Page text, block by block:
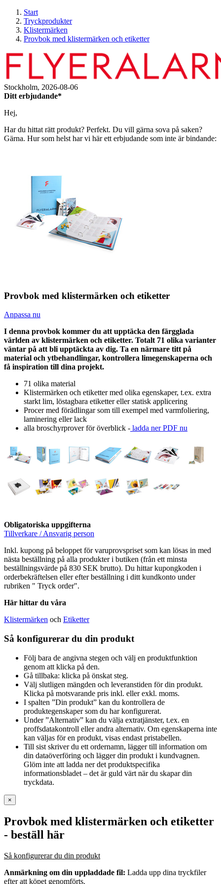
Start
Tryckprodukter
Klistermärken
Provbok med klistermärken och etiketter
Stockholm, 2026-08-06
Ditt erbjudande*
Hej,
Har du hittat rätt produkt? Perfekt. Du vill gärna sova på saken?
Gärna. Hur som helst har vi här ett erbjudande som inte är bindande:
Provbok med klistermärken och etiketter
Anpassa nu
I denna provbok kommer du att upptäcka den färgglada
världen av klistermärken och etiketter. Totalt 71 olika varianter
väntar på att bli upptäckta av dig. Ta en närmare titt på
material och ytbehandlingar, kontrollera limegenskaperna och
få inspiration till dina projekt.
71 olika material
Klistermärken och etiketter med olika egenskaper, t.ex. extra
starkt lim, löstagbara etiketter eller statisk applicering
Procer med förädlingar som till exempel med varmfoliering,
laminering eller lack
alla broschyrprover för överblick - ladda ner PDF nu
Obligatoriska uppgifterna
Tillverkare / Ansvarig person
Inkl. kupong på beloppet för varuprovspriset som kan lösas in med
nästa beställning på alla produkter i butiken (från ett minsta
beställningsvärde på 830 SEK brutto). Du hittar kupongkoden i
orderbekräftelsen eller efter beställning i ditt kundkonto under
rubriken " Tryck order".
Här hittar du våra
Klistermärken och Etiketter
Så konfigurerar du din produkt
Följ bara de angivna stegen och välj en produktfunktion
genom att klicka på den.
Gå tillbaka: klicka på önskat steg.
Välj slutligen mängden och leveranstiden för din produkt.
Klicka på motsvarande pris inkl. eller exkl. moms.
I spalten ”Din produkt” kan du kontrollera de
produktegenskaper som du har konfigurerat.
Under ”Alternativ” kan du välja extratjänster, t.ex. en
proffsdatakontroll eller andra alternativ. Om egenskaperna inte
kan väljas för en produkt, visas endast pristabellen.
Till sist skriver du ett ordernamn, lägger till information om
din dataöverföring och lägger din produkt i kundvagnen.
Glöm inte att ladda ner det produktspecifika
informationsbladet – det är guld värt när du skapar din
tryckdata.
×
Provbok med klistermärken och etiketter
- beställ här
Så konfigurerar du din produkt
Anmärkning om din uppladdade fil: Ladda upp dina tryckfiler
efter att köpet genomförts.